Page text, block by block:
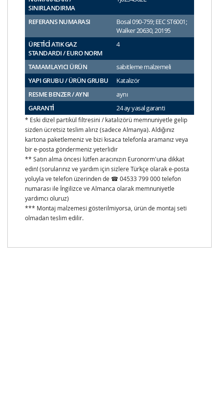
SINIRLANDIRMA
REFERANS NUMARASI
Bosal 090-759; EEC ST6001;
Walker 20630, 20195
ÜRETİCİ ATIK GAZ
STANDARDI / EURO NORM
4
TAMAMLAYICI ÜRÜN
sabitleme malzemeli
YAPI GRUBU / ÜRÜN GRUBU
Katalizör
RESME BENZER / AYNI
aynı
GARANTİ
24 ay yasal garanti
* Eski dizel partikül filtresini / katalizörü memnuniyetle gelip
sizden ücretsiz teslim alırız (sadece Almanya). Aldığınız
kartona paketlemeniz ve bizi kısaca telefonla aramanız veya
bir e-posta göndermeniz yeterlidir
** Satın alma öncesi lütfen aracınızın Euronorm'una dikkat
edin! (sorularınız ve yardım için sizlere Türkçe olarak e-posta
yoluyla ve telefon üzerinden de ☎ 04533 799 000 telefon
numarası ile İngilizce ve Almanca olarak memnuniyetle
yardımcı oluruz)
*** Montaj malzemesi gösterilmiyorsa, ürün de montaj seti
olmadan teslim edilir.